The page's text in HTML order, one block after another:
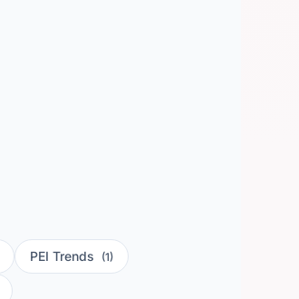
PEI Trends (1)